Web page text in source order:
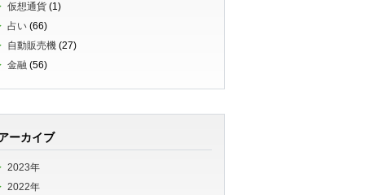
仮想通貨 (1)
占い (66)
自動販売機 (27)
金融 (56)
ーカイブ
2023年
2022年